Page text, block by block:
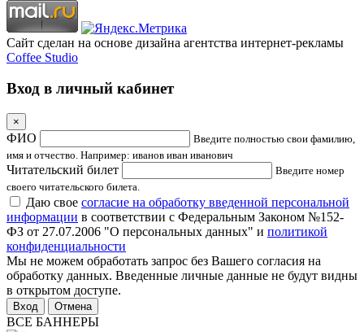
Сайт сделан на основе дизайна агентства интернет-рекламы
Coffee Studio
Вход в личный кабинет
×
ФИО
Введите полностью свои фамилию,
имя и отчество. Например: иванов иван иванович
Читательский билет
Введите номер
своего читательского билета.
Даю свое согласие на обработку введенной персональной
информации в соответствии с Федеральным Законом №152-
ФЗ от 27.07.2006 "О персональных данных" и политикой
конфиденциальности
Мы не можем обработать запрос без Вашего согласия на
обработку данных. Введенные личные данные не будут видны
в открытом доступе.
Отмена
ВСЕ БАННЕРЫ